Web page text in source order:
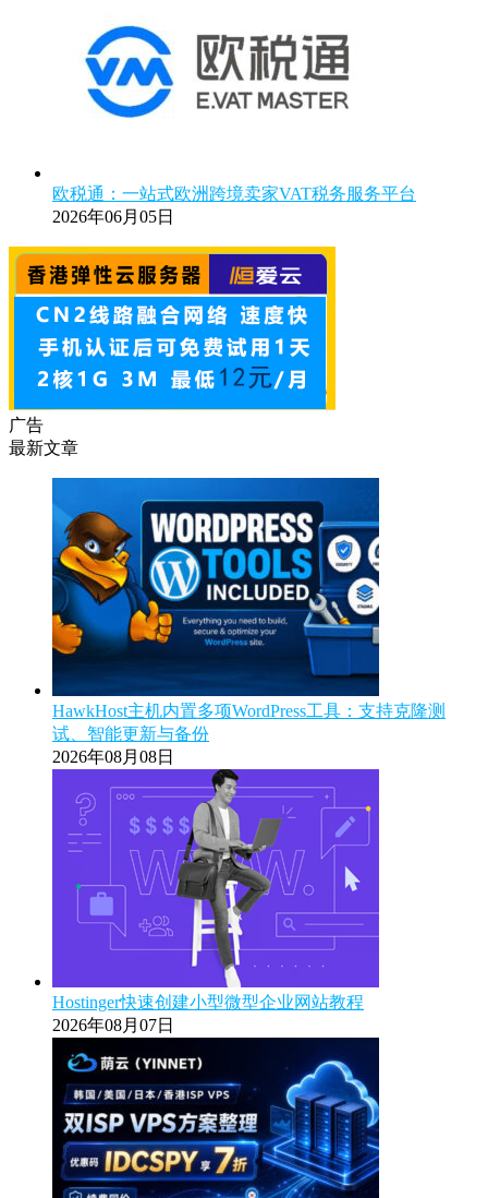
欧税通：一站式欧洲跨境卖家VAT税务服务平台
2026年06月05日
广告
最新文章
HawkHost主机内置多项WordPress工具：支持克隆测
试、智能更新与备份
2026年08月08日
Hostinger快速创建小型微型企业网站教程
2026年08月07日